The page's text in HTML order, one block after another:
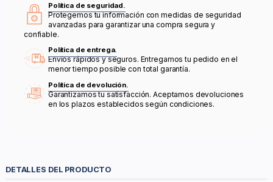
Política de seguridad.
Protegemos tu información con medidas de seguridad
avanzadas para garantizar una compra segura y
confiable.
Política de entrega.
Envíos rápidos y seguros. Entregamos tu pedido en el
menor tiempo posible con total garantía.
Política de devolución.
Garantizamos tu satisfacción. Aceptamos devoluciones
en los plazos establecidos según condiciones.
DETALLES DEL PRODUCTO